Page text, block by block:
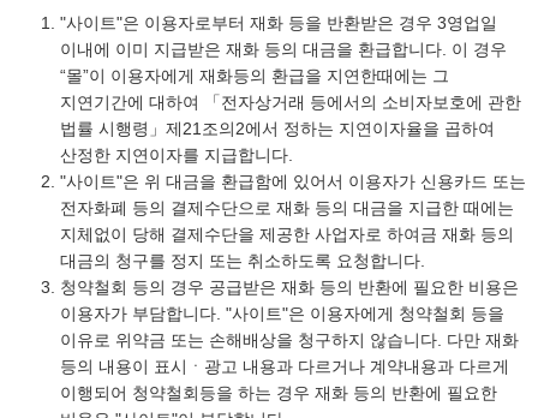
"사이트"은 이용자로부터 재화 등을 반환받은 경우 3영업일
이내에 이미 지급받은 재화 등의 대금을 환급합니다. 이 경우
“몰”이 이용자에게 재화등의 환급을 지연한때에는 그
지연기간에 대하여 「전자상거래 등에서의 소비자보호에 관한
법률 시행령」제21조의2에서 정하는 지연이자율을 곱하여
산정한 지연이자를 지급합니다.
"사이트"은 위 대금을 환급함에 있어서 이용자가 신용카드 또는
전자화폐 등의 결제수단으로 재화 등의 대금을 지급한 때에는
지체없이 당해 결제수단을 제공한 사업자로 하여금 재화 등의
대금의 청구를 정지 또는 취소하도록 요청합니다.
청약철회 등의 경우 공급받은 재화 등의 반환에 필요한 비용은
이용자가 부담합니다. "사이트"은 이용자에게 청약철회 등을
이유로 위약금 또는 손해배상을 청구하지 않습니다. 다만 재화
등의 내용이 표시ㆍ광고 내용과 다르거나 계약내용과 다르게
이행되어 청약철회등을 하는 경우 재화 등의 반환에 필요한